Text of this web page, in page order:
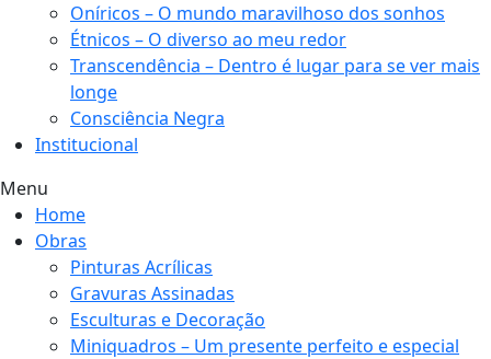
Oníricos – O mundo maravilhoso dos sonhos
Étnicos – O diverso ao meu redor
Transcendência – Dentro é lugar para se ver mais
longe
Consciência Negra
Institucional
Menu
Home
Obras
Pinturas Acrílicas
Gravuras Assinadas
Esculturas e Decoração
Miniquadros – Um presente perfeito e especial